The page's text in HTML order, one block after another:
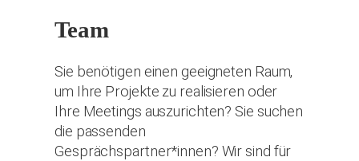
Team
Sie benötigen einen geeigneten Raum,
um Ihre Projekte zu realisieren oder
Ihre Meetings auszurichten? Sie suchen
die passenden
Gesprächspartner*innen? Wir sind für